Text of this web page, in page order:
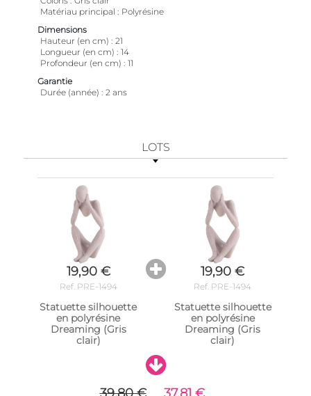
Matériau principal
Polyrésine
Dimensions
Hauteur (en cm)
21
Longueur (en cm)
14
Profondeur (en cm)
11
Garantie
Durée (année)
2 ans
LOTS
19,90 €
Ref. PRE-1494
Statuette silhouette
en polyrésine
Dreaming (Gris
clair)
19,90 €
Ref. PRE-1494
Statuette silhouette
en polyrésine
Dreaming (Gris
clair)